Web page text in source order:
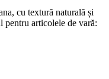
cu textură naturală și
pentru articolele de vară: